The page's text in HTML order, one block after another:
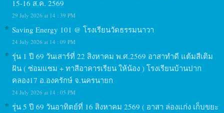
15-16 ส.ค. 2569
29 July 2026 at 14 : 39 PM
Saving Energy 101 @ โรงเรียนวัดธรรมนาวา
24 July 2026 at 14 : 09 PM
รุ่น 1 ปี 69 วันเสาร์ที่ 22 สิงหาคม พ.ศ.2569 อาสาทำดี แต้มสีเติม
ฝัน ( ซ่อมแซม + ทาสีอาคารเรียน ให้น้อง ) โรงเรียนบ้านปาก
คลอง17 อ.องครักษ์ จ.นครนายก
24 July 2026 at 14 : 05 PM
รุ่น 5 ปี 69 วันอาทิตย์ที่ 16 สิงหาคม 2569 ( อาสา ล่องแก่ง เก็บขยะ